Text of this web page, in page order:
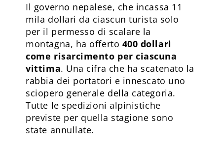
Il governo nepalese, che incassa 11
mila dollari da ciascun turista solo
per il permesso di scalare la
montagna, ha offerto 400 dollari
come risarcimento per ciascuna
vittima. Una cifra che ha scatenato la
rabbia dei portatori e innescato uno
sciopero generale della categoria.
Tutte le spedizioni alpinistiche
previste per quella stagione sono
state annullate.